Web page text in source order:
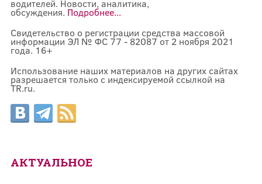
водителей. Новости, аналитика,
обсуждения. Подробнее...
Свидетельство о регистрации средства массовой
информации ЭЛ № ФС 77 - 82087 от 2 ноября 2021
года. 16+
Использование наших материалов на других сайтах
разрешается только с индексируемой ссылкой на
TR.ru.
АКТУАЛЬНОЕ